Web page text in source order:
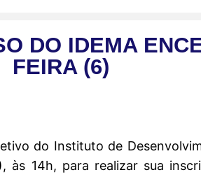
DO IDEMA
FEIRA (6)
do Instituto de
14h, para realizar sua